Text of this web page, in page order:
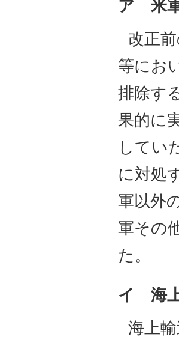
ア 米
改正
等にお
排除す
果的に
してい
に対処
軍以外
軍その
た。
イ 海
海上